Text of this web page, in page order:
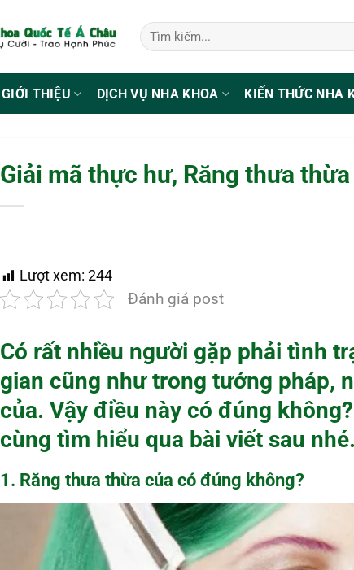
GIỚI THIỆU DỊCH VỤ NHA KHOA KIẾN THỨC NHA
Giải mã thực hư, Răng thưa
Lượt xem: 244
Đánh giá post
Có rất nhiều người gặp phải tình
gian cũng như trong tướng pháp,
của. Vậy điều này có đúng
cùng tìm hiểu qua bài viết sau nhé.
1. Răng thưa thừa của có đúng không?